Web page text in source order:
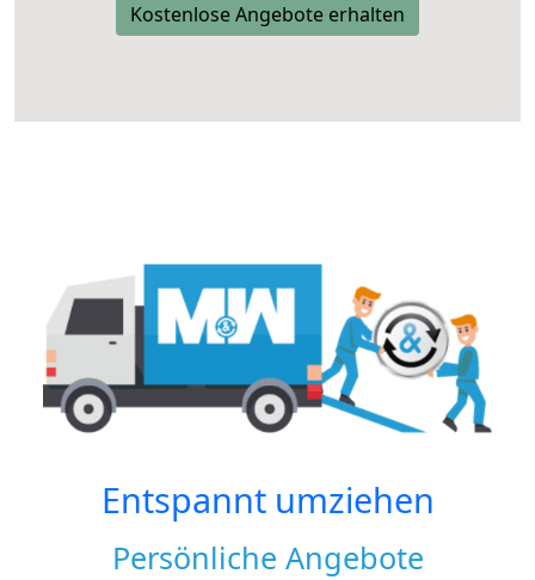
Kostenlose Angebote erhalten
Entspannt umziehen
Persönliche Angebote